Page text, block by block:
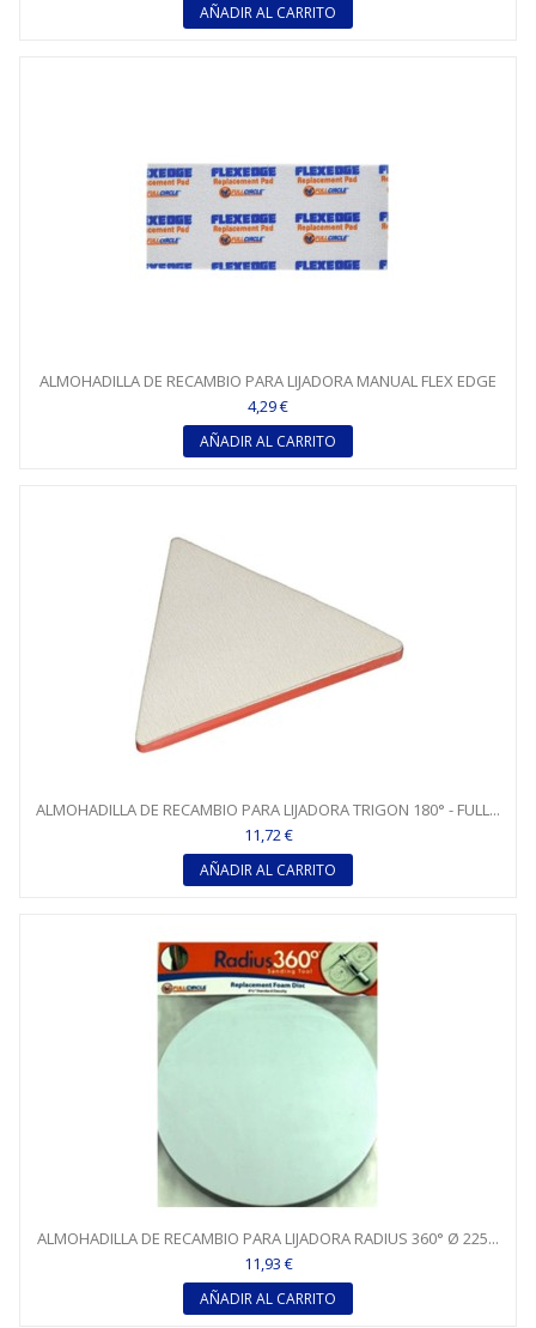
AÑADIR AL CARRITO
ALMOHADILLA DE RECAMBIO PARA LIJADORA MANUAL FLEX EDGE
-...
4,29 €
AÑADIR AL CARRITO
ALMOHADILLA DE RECAMBIO PARA LIJADORA TRIGON 180° - FULL...
11,72 €
AÑADIR AL CARRITO
ALMOHADILLA DE RECAMBIO PARA LIJADORA RADIUS 360° Ø 225...
11,93 €
AÑADIR AL CARRITO